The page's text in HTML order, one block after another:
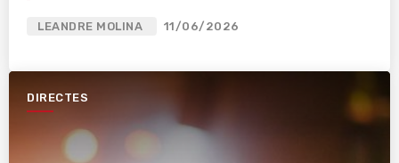
LEANDRE MOLINA 11/06/2026
DIRECTES